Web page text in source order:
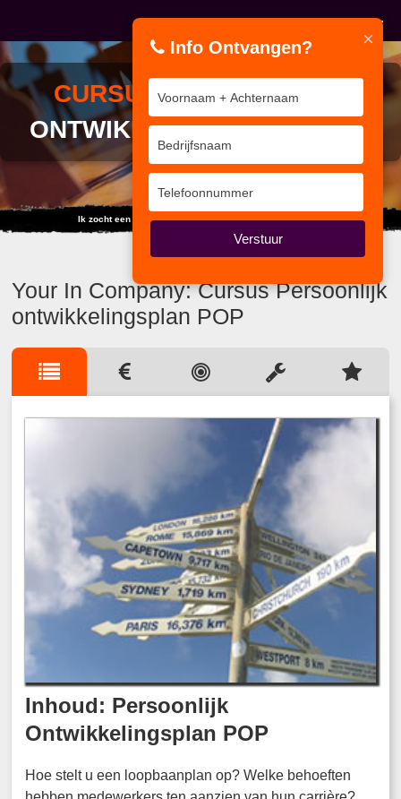
CURSUSPERSOONLIJK
ONTWIKKELINGSPLAN POP
Ik zocht een training... maar vond duizend internet sites.
Your In Company: Cursus Persoonlijk
ontwikkelingsplan POP
Inhoud: Persoonlijk
Ontwikkelingsplan POP
Hoe stelt u een loopbaanplan op? Welke behoeften
×
Info Ontvangen?
Verstuur